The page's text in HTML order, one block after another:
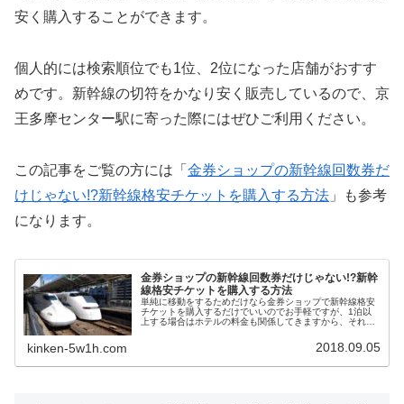
安く購入することができます。
個人的には検索順位でも1位、2位になった店舗がおすす
めです。新幹線の切符をかなり安く販売しているので、京
王多摩センター駅に寄った際にはぜひご利用ください。
この記事をご覧の方には「 金券ショップの新幹線回数券だ
けじゃない!?新幹線格安チケットを購入する方法 」も参考
になります。
金券ショップの新幹線回数券だけじゃない!?新幹
線格安チケットを購入する方法
単純に移動をするためだけなら金券ショップで新幹線格安
チケットを購入するだけでいいのでお手軽ですが、1泊以
上する場合はホテルの料金も関係してきますから、それぞ
ますよね。そんな時はJR・新幹線+宿泊セットプランとい
kinken-5w1h.com 2018.09.05